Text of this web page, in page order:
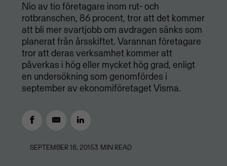
Nio av tio företagare inom rut- och
rotbranschen, 86 procent, tror att det kommer
att bli mer svartjobb om avdragen sänks som
planerat från årsskiftet. Varannan företagare
tror att deras verksamhet kommer att
påverkas i hög eller mycket hög grad, enligt
en undersökning som genomfördes i
september av ekonomiföretaget Visma.
SEPTEMBER 18, 20153 MIN READ